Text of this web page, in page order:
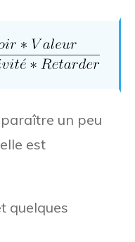
un peu
est
quelques